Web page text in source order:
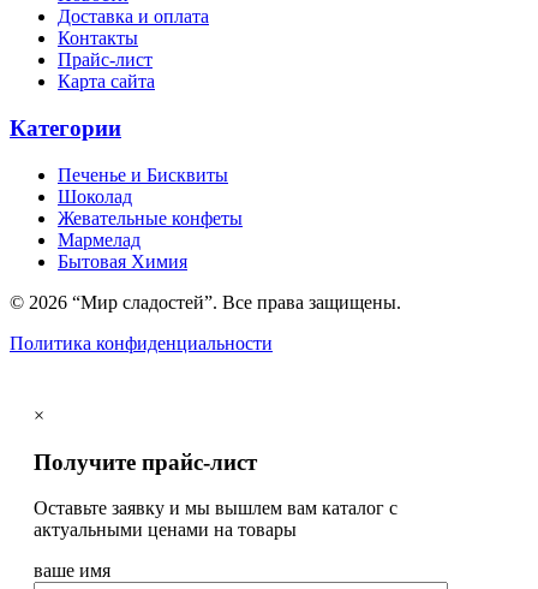
Доставка и оплата
Контакты
Прайс-лист
Карта сайта
Категории
Печенье и Бисквиты
Шоколад
Жевательные конфеты
Мармелад
Бытовая Химия
© 2026 “Мир сладостей”. Все права защищены.
Политика конфиденциальности
×
Получите прайс-лист
Оставьте заявку и мы вышлем вам каталог с
актуальными ценами на товары
ваше имя